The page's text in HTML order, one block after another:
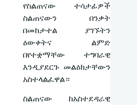
የስልጠናው ተሳታፊዎች
ስልጠናውን በንቃት
በመከታተል ያገኙትን
ዕውቀትና ልምድ
በየተቋማቸው ተግባራዊ
እንዲያደርጉ መልዕክታቸውን
አስተላልፈዋል።
ስልጠናው ከአስተደዳራዊ